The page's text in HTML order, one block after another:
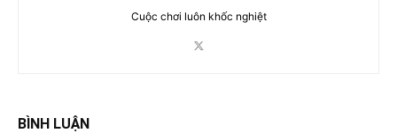
Cuộc chơi luôn khốc nghiệt
BÌNH LUẬN